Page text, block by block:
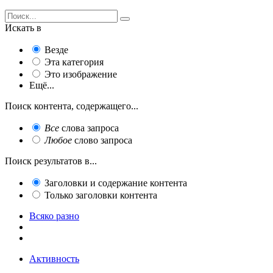
Искать в
Везде
Эта категория
Это изображение
Ещё...
Поиск контента, содержащего...
Все слова запроса
Любое слово запроса
Поиск результатов в...
Заголовки и содержание контента
Только заголовки контента
Всяко разно
Активность